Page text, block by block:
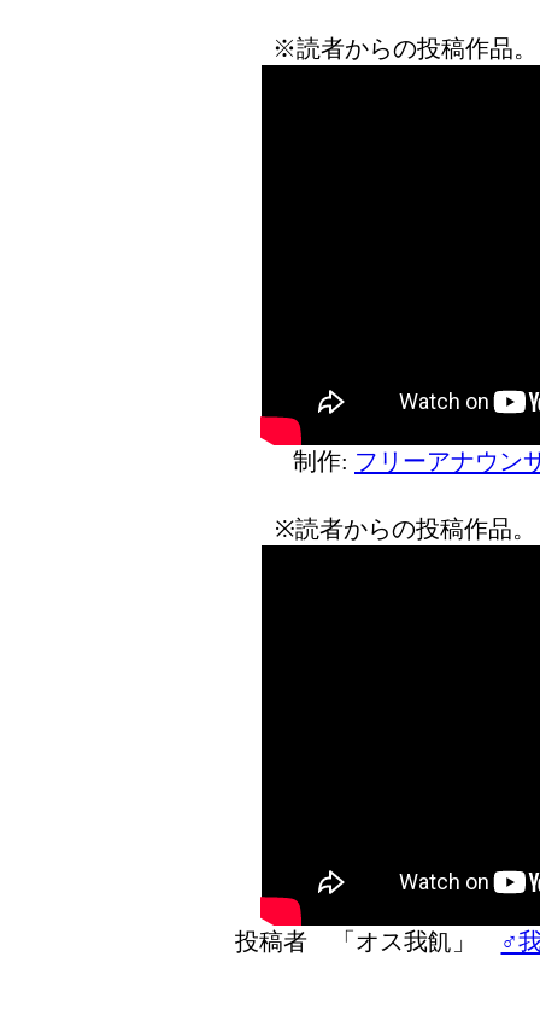
※読者からの投稿作品
制作: フリーアナウン
※読者からの投稿作品
投稿者 「オス我飢」 ♂